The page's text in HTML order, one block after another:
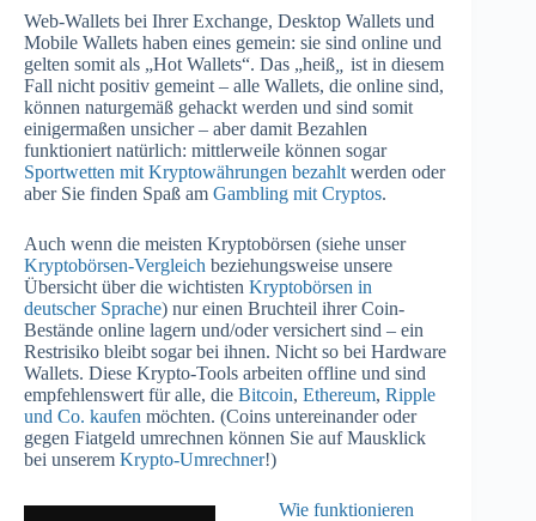
Web-Wallets bei Ihrer Exchange, Desktop Wallets und
Mobile Wallets haben eines gemein: sie sind online und
gelten somit als „Hot Wallets“. Das „heiß„ ist in diesem
Fall nicht positiv gemeint – alle Wallets, die online sind,
können naturgemäß gehackt werden und sind somit
einigermaßen unsicher – aber damit Bezahlen
funktioniert natürlich: mittlerweile können sogar
Sportwetten mit Kryptowährungen bezahltwerden oder
aber Sie finden Spaß am Gambling mit Cryptos.
Auch wenn die meisten Kryptobörsen (siehe unser
Kryptobörsen-Vergleich beziehungsweise unsere
Übersicht über die wichtisten Kryptobörsen in
deutscher Sprache) nur einen Bruchteil ihrer Coin-
Bestände online lagern und/oder versichert sind – ein
Restrisiko bleibt sogar bei ihnen. Nicht so bei Hardware
Wallets. Diese Krypto-Tools arbeiten offline und sind
empfehlenswert für alle, die Bitcoin, Ethereum, Ripple
und Co. kaufen möchten. (Coins untereinander oder
gegen Fiatgeld umrechnen können Sie auf Mausklick
bei unserem Krypto-Umrechner!)
Wie funktionieren